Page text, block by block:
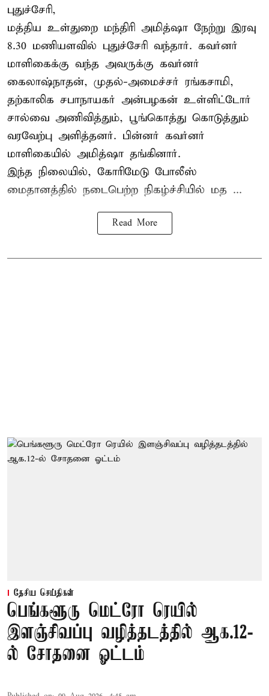
புதுச்சேரி,
மத்திய உள்துறை மந்திரி அமித்ஷா நேற்று இரவு
8.30 மணியளவில் புதுச்சேரி வந்தார். கவர்னர்
மாளிகைக்கு வந்த அவருக்கு கவர்னர்
கைலாஷ்நாதன், முதல்-அமைச்சர் ரங்கசாமி,
தற்காலிக சபாநாயகர் அன்பழகன் உள்ளிட்டோர்
சால்வை அணிவித்தும், பூங்கொத்து கொடுத்தும்
வரவேற்பு அளித்தனர். பின்னர் கவர்னர்
மாளிகையில் அமித்ஷா தங்கினார்.
இந்த நிலையில், கோரிமேடு போலீஸ்
மைதானத்தில் நடைபெற்ற நிகழ்ச்சியில் மத ...
Read More
தேசிய செய்திகள்
பெங்களூரு மெட்ரோ ரெயில்
இளஞ்சிவப்பு வழித்தடத்தில் ஆக.12-
ல் சோதனை ஓட்டம்